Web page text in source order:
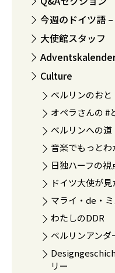
今週のドイツ語
大使館スタッフ
Culture
ベルリンのおと
オペラさんの #
ベルリンへの道
音楽でもっとわ
日独ハーフの視
ドイツ大使が
マライ・de・
わたしのDDR
ベルリンアンダ
リー